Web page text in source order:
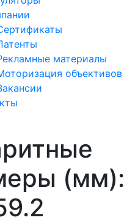
материалы
объективов
(мм):